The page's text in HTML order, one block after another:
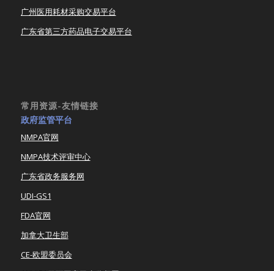
广州医用耗材采购交易平台
广东省第三方药品电子交易平台
常用资源-友情链接
政府监管平台
NMPA官网
NMPA技术评审中心
广东省政务服务网
UDI-GS1
FDA官网
加拿大卫生部
CE-欧盟委员会